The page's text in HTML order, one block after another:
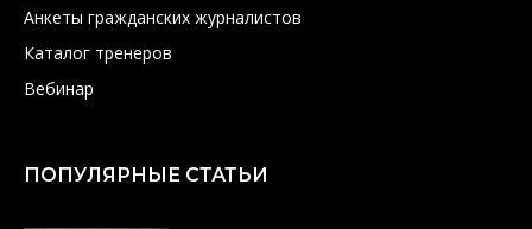
Анкеты гражданских журналистов
Каталог тренеров
Вебинар
ПОПУЛЯРНЫЕ СТАТЬИ